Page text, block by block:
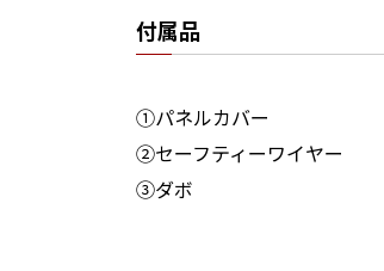
付属品
①パネルカバー
②セーフティーワイヤー
③ダボ